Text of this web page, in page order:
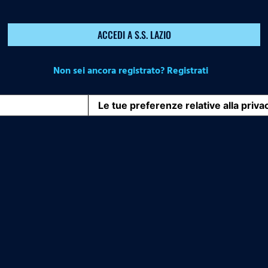
ACCEDI A S.S. LAZIO
Non sei ancora registrato? Registrati
Le tue preferenze relative alla